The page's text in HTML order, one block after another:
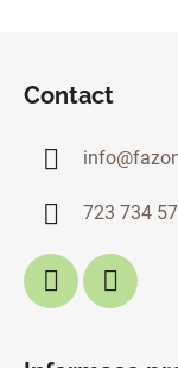
Contact
info@
723 734